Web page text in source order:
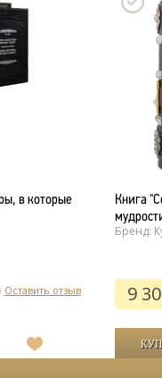
в которые
Оставить отзыв
В
Книга
Бренд:
9